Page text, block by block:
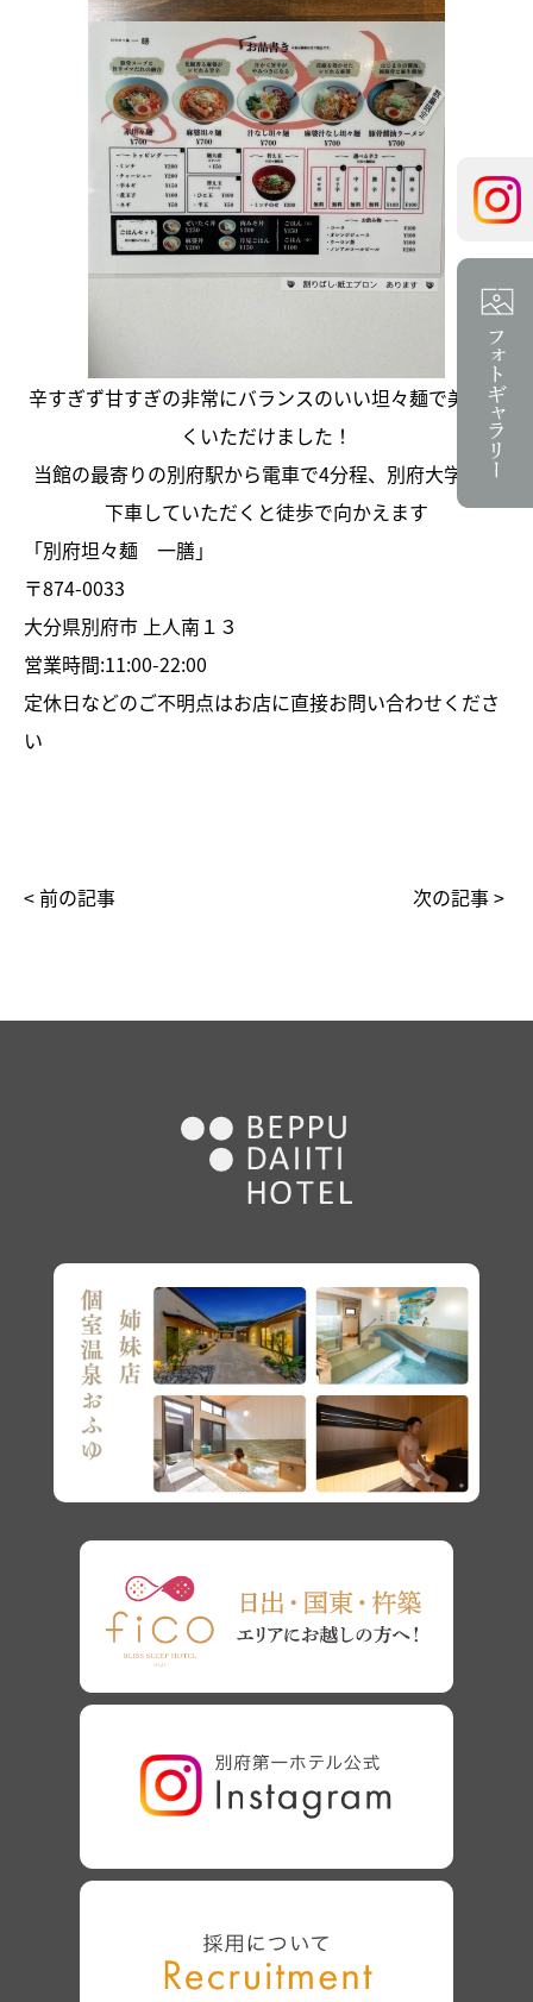
辛すぎず甘すぎの非常にバランスのいい坦々麺で美味し
くいただけました！
当館の最寄りの別府駅から電車で4分程、別府大学駅で
下車していただくと徒歩で向かえます
「別府坦々麺 一膳」
〒874-0033
大分県別府市 上人南１３
営業時間:11:00-22:00
定休日などのご不明点はお店に直接お問い合わせくださ
い
< 前の記事 次の記事 >